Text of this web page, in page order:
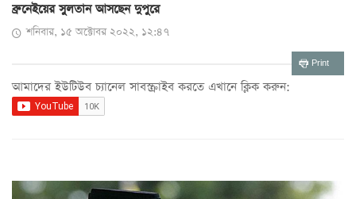
ব্রুনেইয়ের সুলতান আসছেন দুপুরে
শনিবার, ১৫ অক্টোবর ২০২২, ১২:৪৭
Print
আমাদের ইউটিউব চ্যানেল সাবস্ক্রাইব করতে এখানে ক্লিক করুন: